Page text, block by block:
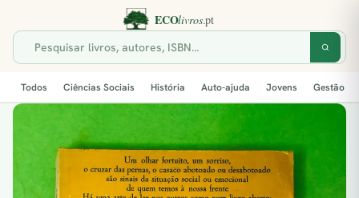
Todos Ciências Sociais História Auto-ajuda Jovens Gestão